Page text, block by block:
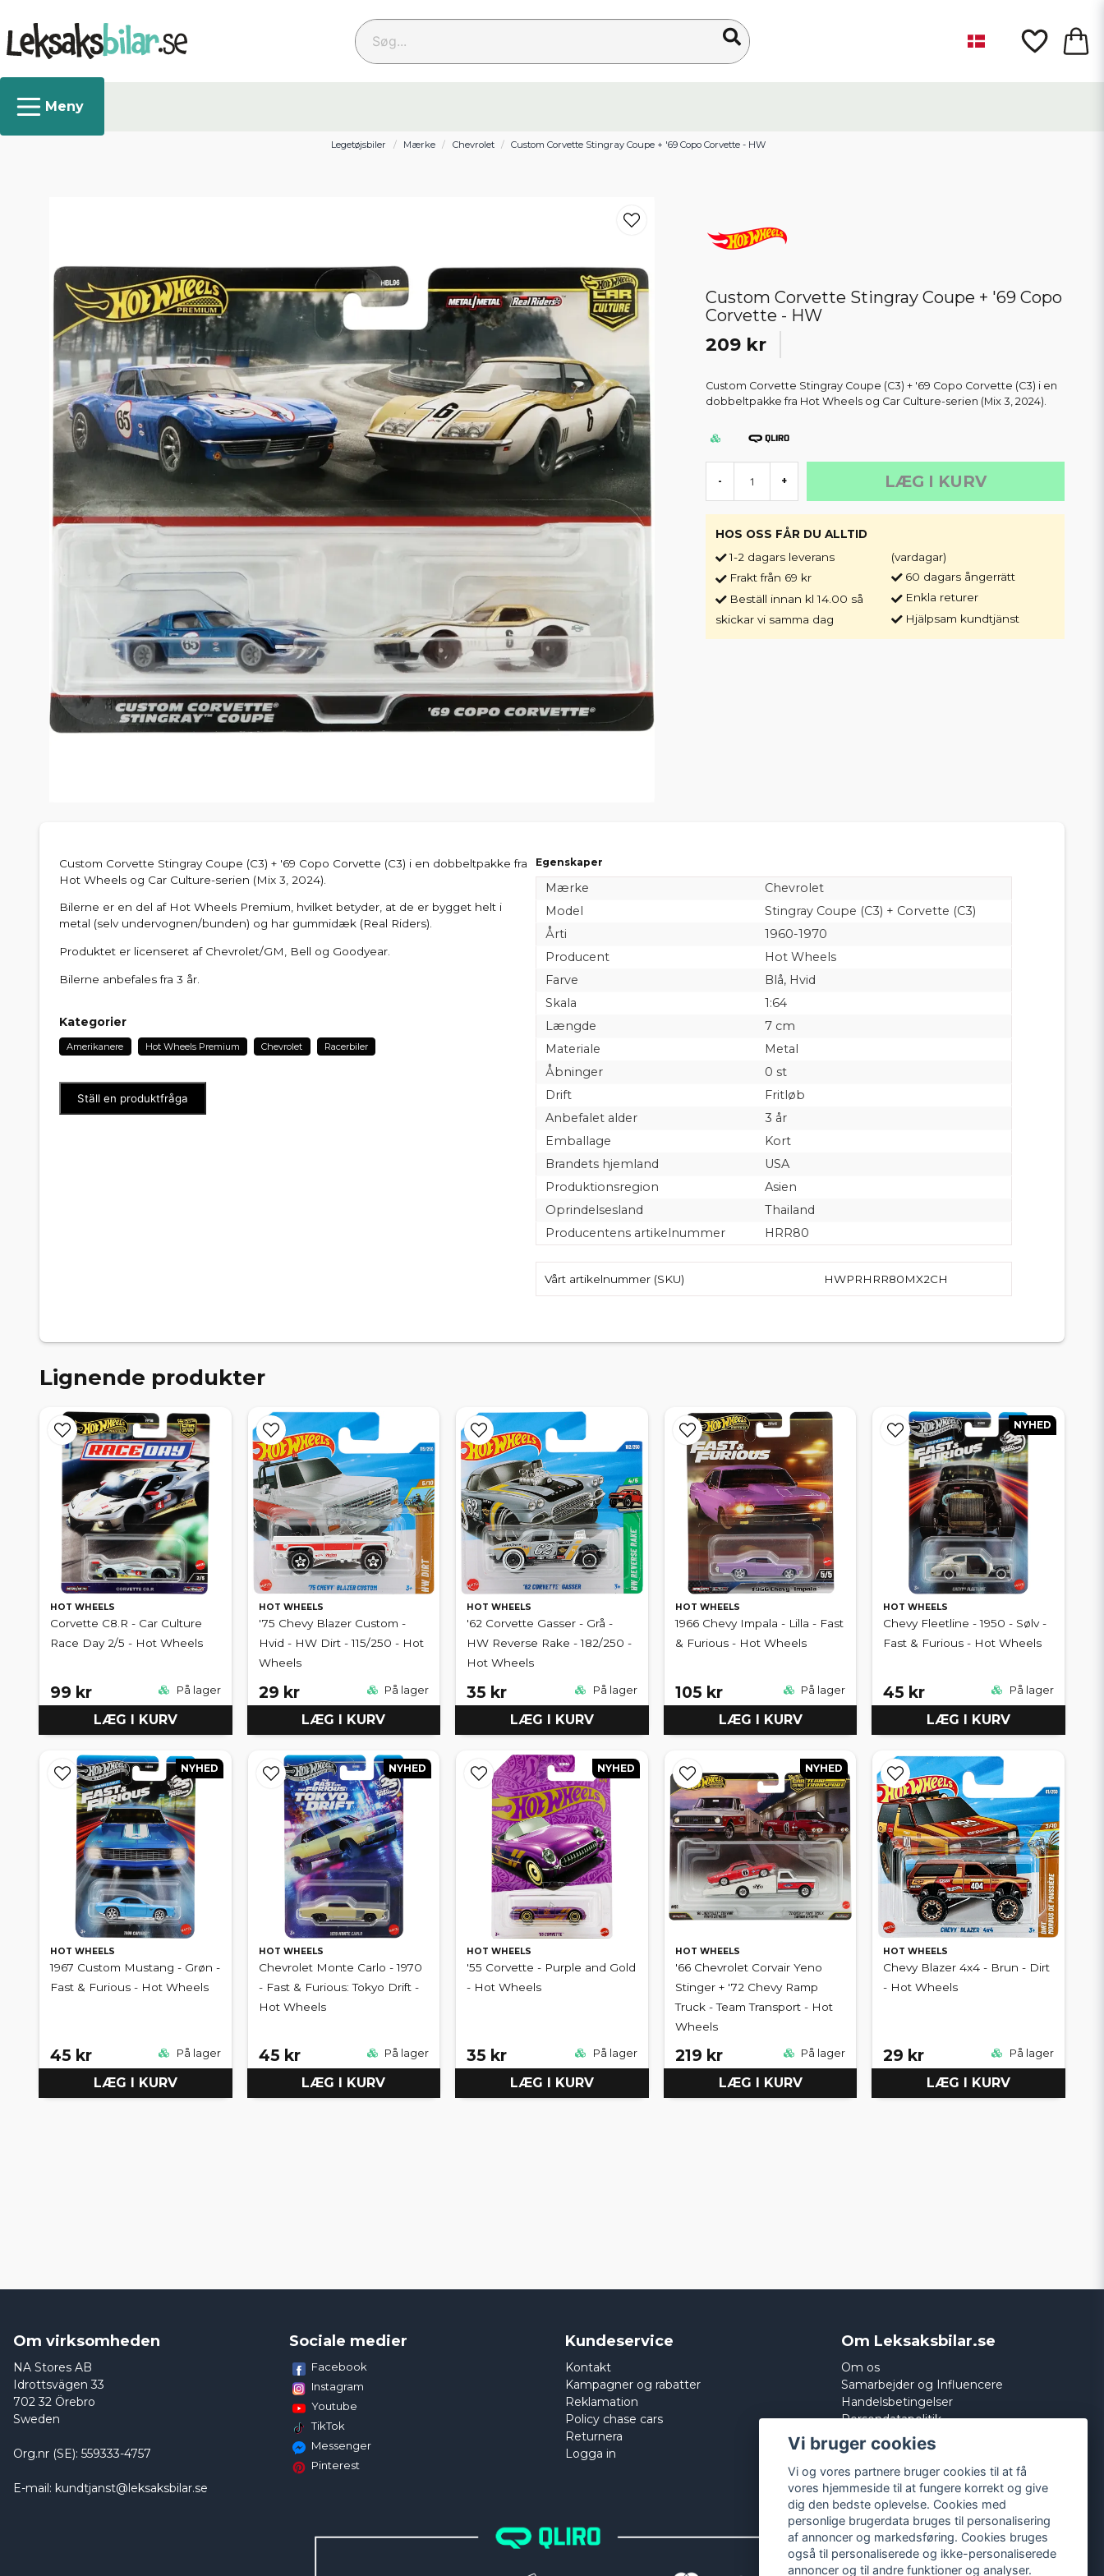
Søg...
Legetøjsbiler Mærke Chevrolet Custom Corvette Stingray Coupe + '69 Copo Corvette - HW
Custom Corvette Stingray Coupe + '69 Copo
Corvette - HW
209 kr
Custom Corvette Stingray Coupe (C3) + '69 Copo Corvette (C3) i en
dobbeltpakke fra Hot Wheels og Car Culture-serien (Mix 3, 2024).
- + LÆG I KURV
HOS OSS FÅR DU ALLTID
1-2 dagars leverans
Frakt från 69 kr
Beställ innan kl 14.00 så
skickar vi samma dag
(vardagar)
60 dagars ångerrätt
Enkla returer
Hjälpsam kundtjänst
Custom Corvette Stingray Coupe (C3) + '69 Copo Corvette (C3) i en dobbeltpakke fra
Hot Wheels og Car Culture-serien (Mix 3, 2024).
Bilerne er en del af Hot Wheels Premium, hvilket betyder, at de er bygget helt i
metal (selv undervognen/bunden) og har gummidæk (Real Riders).
Produktet er licenseret af Chevrolet/GM, Bell og Goodyear.
Bilerne anbefales fra 3 år.
Kategorier
Amerikanere Hot Wheels Premium Chevrolet Racerbiler
Ställ en produktfråga
Egenskaper
Mærke
Chevrolet
Model
Stingray Coupe (C3) + Corvette (C3)
Årti
1960-1970
Producent
Hot Wheels
Farve
Blå, Hvid
Skala
1:64
Længde
7 cm
Materiale
Metal
Åbninger
0 st
Drift
Fritløb
Anbefalet alder
3 år
Emballage
Kort
Brandets hjemland
USA
Produktionsregion
Asien
Oprindelsesland
Thailand
Producentens artikelnummer
HRR80
Vårt artikelnummer (SKU) HWPRHRR80MX2CH
Lignende produkter
HOT WHEELS
Corvette C8.R - Car Culture
Race Day 2/5 - Hot Wheels
99 kr På lager
LÆG I KURV
HOT WHEELS
'75 Chevy Blazer Custom -
Hvid - HW Dirt - 115/250 - Hot
Wheels
29 kr På lager
LÆG I KURV
HOT WHEELS
'62 Corvette Gasser - Grå -
HW Reverse Rake - 182/250 -
Hot Wheels
35 kr På lager
LÆG I KURV
HOT WHEELS
1966 Chevy Impala - Lilla - Fast
& Furious - Hot Wheels
105 kr På lager
LÆG I KURV
HOT WHEELS
Chevy Fleetline - 1950 - Sølv -
Fast & Furious - Hot Wheels
45 kr På lager
LÆG I KURV
NYHED
HOT WHEELS
1967 Custom Mustang - Grøn -
Fast & Furious - Hot Wheels
45 kr På lager
LÆG I KURV
NYHED
HOT WHEELS
Chevrolet Monte Carlo - 1970
- Fast & Furious: Tokyo Drift -
Hot Wheels
45 kr På lager
LÆG I KURV
NYHED
HOT WHEELS
'55 Corvette - Purple and Gold
- Hot Wheels
35 kr På lager
LÆG I KURV
NYHED
HOT WHEELS
'66 Chevrolet Corvair Yeno
Stinger + '72 Chevy Ramp
Truck - Team Transport - Hot
Wheels
219 kr På lager
LÆG I KURV
NYHED
HOT WHEELS
Chevy Blazer 4x4 - Brun - Dirt
- Hot Wheels
29 kr På lager
LÆG I KURV
Om virksomheden
NA Stores AB
Idrottsvägen 33
702 32 Örebro
Sweden
Org.nr (SE): 559333-4757
E-mail: kundtjanst@leksaksbilar.se
Sociale medier
Facebook
Instagram
Youtube
TikTok
Messenger
Pinterest
Kundeservice
Kontakt
Kampagner og rabatter
Reklamation
Policy chase cars
Returnera
Logga in
Om Leksaksbilar.se
Om os
Samarbejder og Influencere
Handelsbetingelser
Persondatapolitik
Cookies
Vi bruger cookies
Vi og vores partnere bruger cookies til at få
vores hjemmeside til at fungere korrekt og give
dig den bedste oplevelse. Cookies med
personlige brugerdata bruges til personalisering
af annoncer og markedsføring. Cookies bruges
også til personaliserede og ikke-personaliserede
annoncer og til andre funktioner og analyser.